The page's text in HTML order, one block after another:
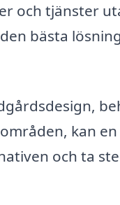
och tjänster
bästa
kan
och ta